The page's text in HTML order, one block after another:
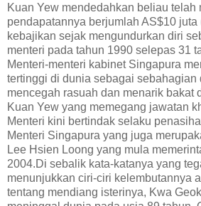
Kuan Yew mendedahkan beliau telah
pendapatannya berjumlah AS$10
kebajikan sejak mengundurkan diri
menteri pada tahun 1990 selepas 31
Menteri-menteri kabinet Singapura
tertinggi di dunia sebagai sebahagian
mencegah rasuah dan menarik bakat
Kuan Yew yang memegang jawatan
Menteri kini bertindak selaku
Menteri Singapura yang juga
Lee Hsien Loong yang mula
2004.Di sebalik kata-katanya yang
menunjukkan ciri-ciri kelembutannya
tentang mendiang isterinya, Kwa